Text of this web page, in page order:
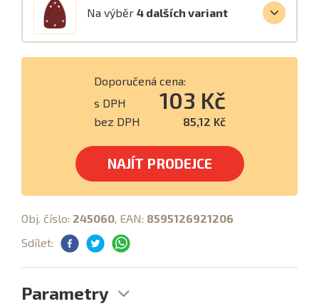
Na výběr 4 dalších variant
Doporučená cena:
s DPH
103 Kč
bez DPH 85,12 Kč
NAJÍT PRODEJCE
Obj. číslo: 245060, EAN: 8595126921206
Sdílet:
Parametry